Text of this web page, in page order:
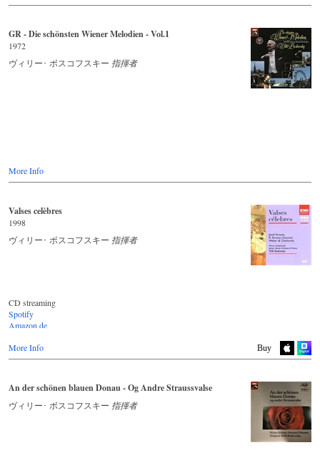
GR - Die schönsten Wiener Melodien - Vol.1
1972
ヴィリー･ ボスコフスキー 指揮者
More Info
Valses celèbres
1998
ヴィリー･ ボスコフスキー 指揮者
CD streaming
Spotify
Amazon.de
Deezer.com
Apple Music
Buy
More Info
An der schönen blauen Donau - Og Andre Straussvalse
ヴィリー･ ボスコフスキー 指揮者